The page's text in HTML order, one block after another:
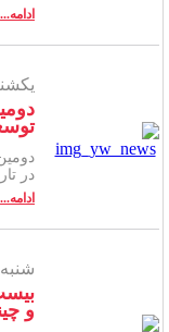
ادامه...
یکشنبه ۱۷ مهر
در تاریخ ۵ بهمن برگزار
ادامه...
شنبه ۹ مهر ۱۴۰۱ -
و